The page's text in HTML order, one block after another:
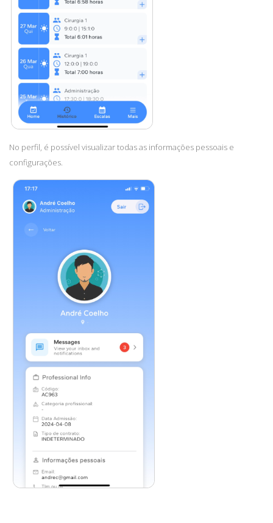
No perfil, é possível visualizar todas as informações pessoais e
configurações.